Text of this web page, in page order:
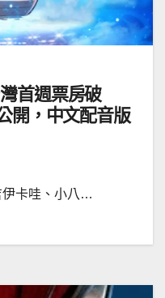
首週票房破
，中文配音版
卡哇、小八…